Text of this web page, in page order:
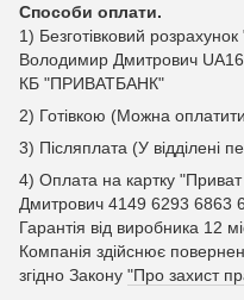
Способи оплати.
1) Безготівковий
Володимир Дмитрович
КБ "ПРИВАТБАНК"
2) Готівкою (Можна
3) Післяплата (У відділені
4) Оплата на картку
Дмитрович 4149 6293 6863
Гарантія від виробника 12
Компанія здійснює
згідно Закону "Про захист